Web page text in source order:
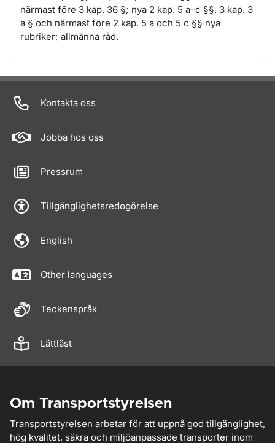
närmast före 3 kap. 36 §; nya 2 kap. 5 a–c §§, 3 kap. 3
a § och närmast före 2 kap. 5 a och 5 c §§ nya
rubriker; allmänna råd.
Om sidan
Kontakta oss
Jobba hos oss
Pressrum
Tillgänglighetsredogörelse
English
Other languages
Teckenspråk
Lättläst
Om Transportstyrelsen
Transportstyrelsen arbetar för att uppnå god tillgänglighet,
hög kvalitet, säkra och miljöanpassade transporter inom